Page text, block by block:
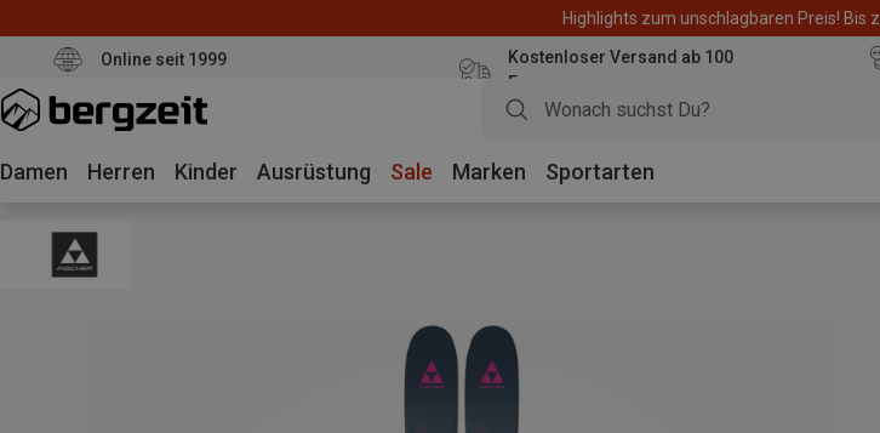
Highlights zum unschlagbaren Preis! Bis
Online seit 1999
Kostenloser Versand ab 100
Euro
Damen Herren Kinder Ausrüstung Sale Marken Sportarten